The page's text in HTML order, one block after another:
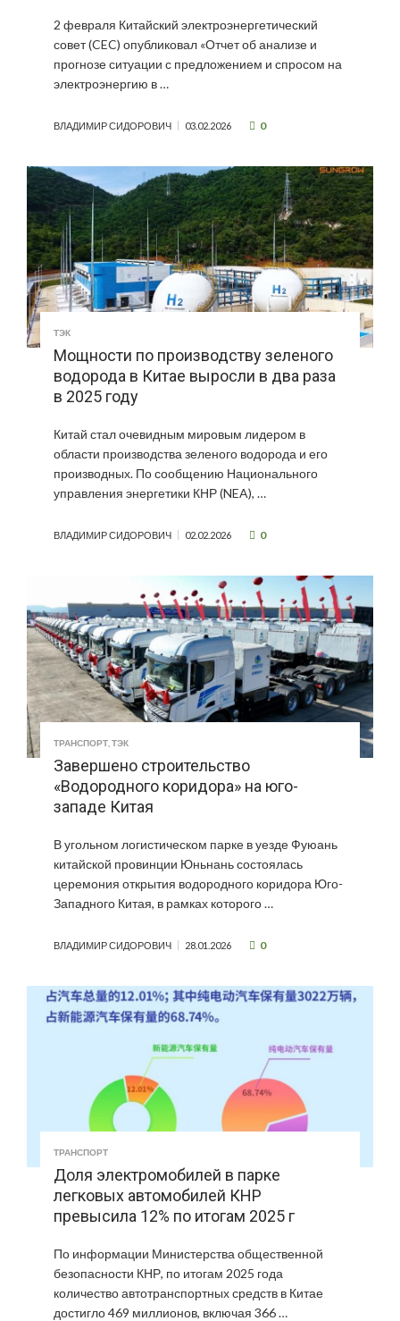
2 февраля Китайский электроэнергетический
совет (CEC) опубликовал «Отчет об анализе и
прогнозе ситуации с предложением и спросом на
электроэнергию в …
ВЛАДИМИР СИДОРОВИЧ 03.02.2026 0
ТЭК
Мощности по производству зеленого
водорода в Китае выросли в два раза
в 2025 году
Китай стал очевидным мировым лидером в
области производства зеленого водорода и его
производных. По сообщению Национального
управления энергетики КНР (NEA), …
ВЛАДИМИР СИДОРОВИЧ 02.02.2026 0
ТРАНСПОРТ ТЭК
Завершено строительство
«Водородного коридора» на юго-
западе Китая
В угольном логистическом парке в уезде Фуюань
китайской провинции Юньнань состоялась
церемония открытия водородного коридора Юго-
Западного Китая, в рамках которого …
ВЛАДИМИР СИДОРОВИЧ 28.01.2026 0
ТРАНСПОРТ
Доля электромобилей в парке
легковых автомобилей КНР
превысила 12% по итогам 2025 г
По информации Министерства общественной
безопасности КНР, по итогам 2025 года
количество автотранспортных средств в Китае
достигло 469 миллионов, включая 366 …